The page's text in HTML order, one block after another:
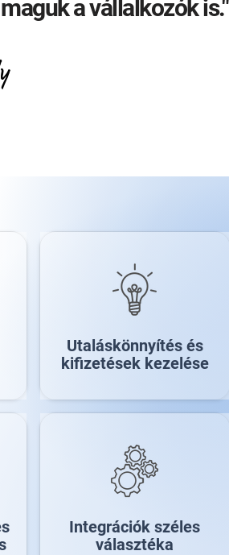
a vállalkozók is."
Utaláskönnyítés és
kifizetések kezelése
Integrációk széles
választéka